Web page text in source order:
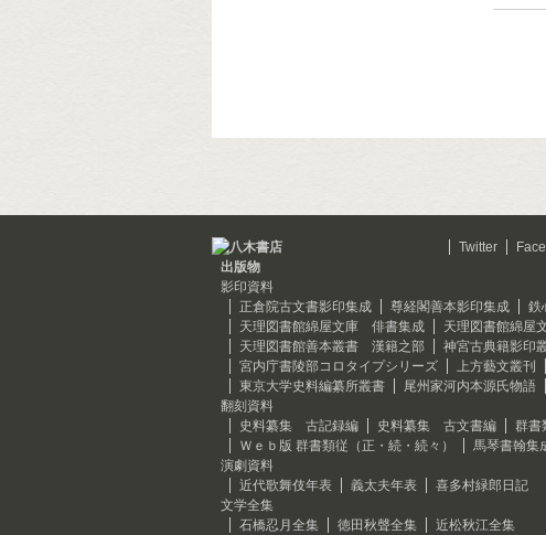
Twitter
出版物
影印資料
正倉院古文書影印集成
尊経閣善本影印集成
鉄
天理図書館綿屋文庫 俳書集成
天理図書館綿屋
天理図書館善本叢書 漢籍之部
神宮古典籍影印
宮内庁書陵部コロタイプシリーズ
上方藝文叢刊
東京大学史料編纂所叢書
尾州家河内本源氏物語
翻刻資料
史料纂集 古記録編
史料纂集 古文書編 群書
Ｗｅｂ版 群書類従（正・続・続々）
馬琴書翰集
演劇資料
近代歌舞伎年表
義太夫年表
喜多村緑郎日記
文学全集
石橋忍月全集
徳田秋聲全集
近松秋江全集